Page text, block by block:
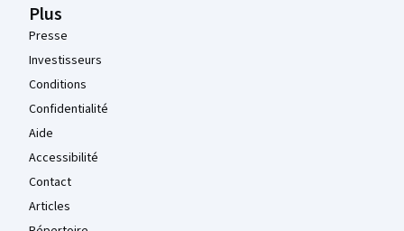
Plus
Presse
Investisseurs
Conditions
Confidentialité
Aide
Accessibilité
Contact
Articles